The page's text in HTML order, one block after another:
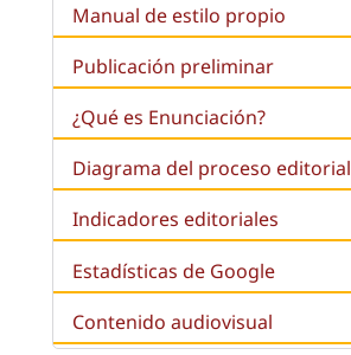
Manual de estilo propio
Publicación preliminar
¿Qué es Enunciación?
Diagrama del proceso editorial
Indicadores editoriales
Estadísticas de Google
Contenido audiovisual